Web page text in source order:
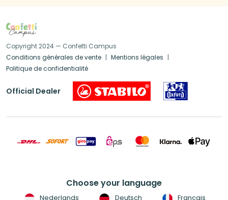
Copyright 2024 — Confetti Campus
Conditions générales de vente
Mentions légales
Politique de confidentialité
Official Dealer
Choose your language
Nederlands Deutsch Français